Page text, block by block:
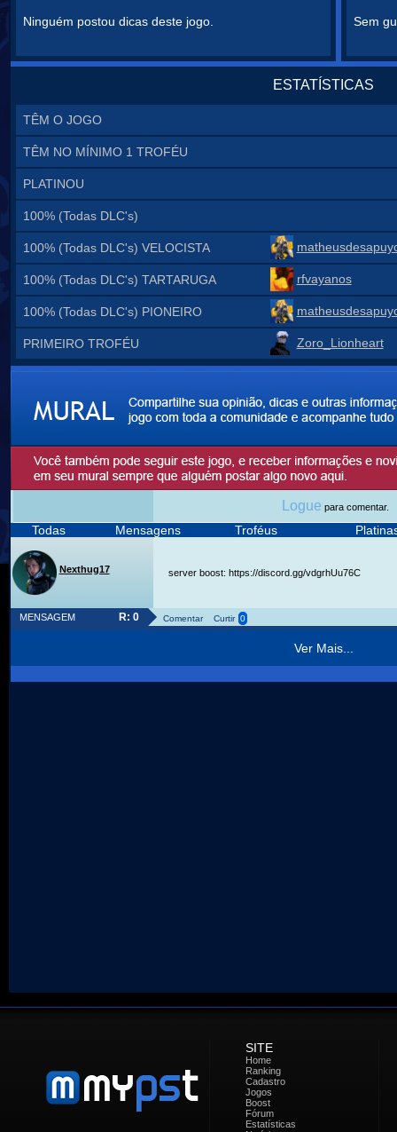
Ninguém postou dicas deste jogo. Sem
ESTATÍSTICAS
TÊM O JOGO
TÊM NO MÍNIMO 1 TROFÉU
PLATINOU
100% (Todas DLC's)
100% (Todas DLC's) VELOCISTA
100% (Todas DLC's) TARTARUGA rfvayanos
100% (Todas DLC's) PIONEIRO
PRIMEIRO TROFÉU Zoro_Lionheart
Logue para comentar.
Todas Mensagens Troféus
Nexthug17 server boost: https://discord.gg/vdgrhUu76C
MENSAGEM R: 0 Comentar Curtir 0
Ver Mais...
SITE
Home
Ranking
Cadastro
Jogos
Boost
Fórum
Estatísticas